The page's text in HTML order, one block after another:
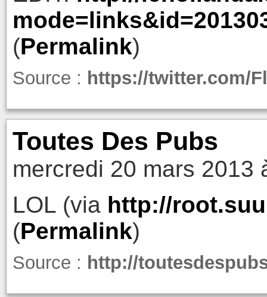
(Permalink)
Source : https://twitter.com/
Toutes Des Pubs
mercredi 20 mars 2013
LOL (via http://
(Permalink)
Source : http://